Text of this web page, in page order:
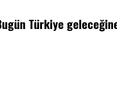
Türkiye